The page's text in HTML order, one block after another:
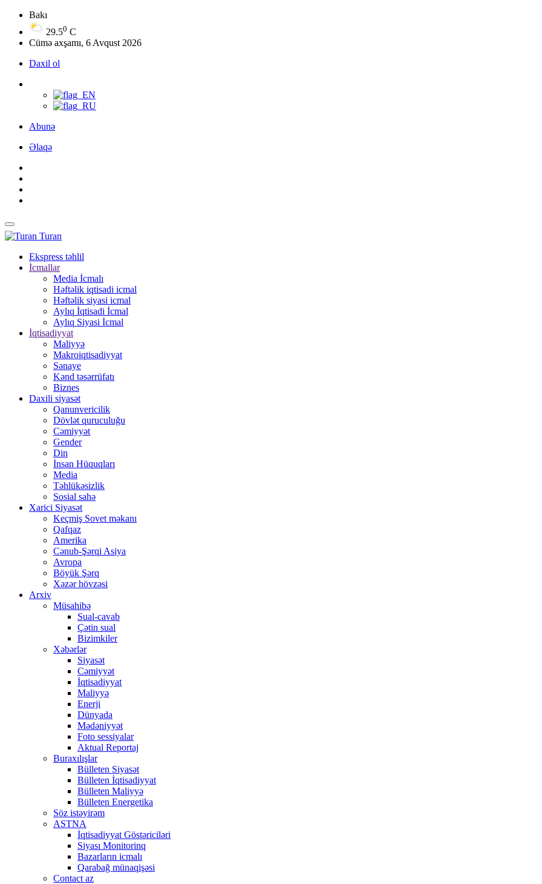
Bakı
29.50 C
Cümə axşamı, 6 Avqust 2026
Daxil ol
Abunə
Əlaqə
Turan
Ekspress təhlil
İcmallar
Media İcmalı
Həftəlik iqtisadi icmal
Həftəlik siyasi icmal
Aylıq İqtisadi İcmal
Aylıq Siyasi İcmal
İqtisadiyyat
Maliyyə
Makroiqtisadiyyat
Sənaye
Kənd təsərrüfatı
Biznes
Daxili siyasət
Qanunvericilik
Dövlət quruculuğu
Cəmiyyət
Gender
Din
İnsan Hüquqları
Media
Təhlükəsizlik
Sosial sahə
Xarici Siyasət
Keçmiş Sovet məkanı
Qafqaz
Amerika
Cənub-Şərqi Asiya
Avropa
Böyük Şərq
Xəzər hövzəsi
Arxiv
Müsahibə
Sual-cavab
Çətin sual
Bizimkiler
Xəbərlər
Siyasət
Cəmiyyət
İqtisadiyyat
Maliyyə
Enerji
Dünyada
Mədəniyyət
Foto sessiyalar
Aktual Reportaj
Buraxılışlar
Bülleten Siyasət
Bülleten İqtisadiyyat
Bülleten Maliyyə
Bülleten Energetika
Söz istəyirəm
ASTNA
İqtisadiyyat Göstəriciləri
Siyası Monitorinq
Bazarların icmalı
Qarabağ münaqişəsi
Contact az